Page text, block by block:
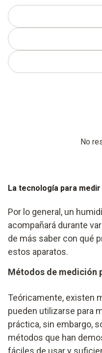
No
La tecnología para medir
Por lo general, un
acompañará durante
de más saber con qué
estos aparatos.
Métodos de medición
Teóricamente, existen
pueden utilizarse para
práctica, sin embargo,
métodos que han
fáciles de usar y